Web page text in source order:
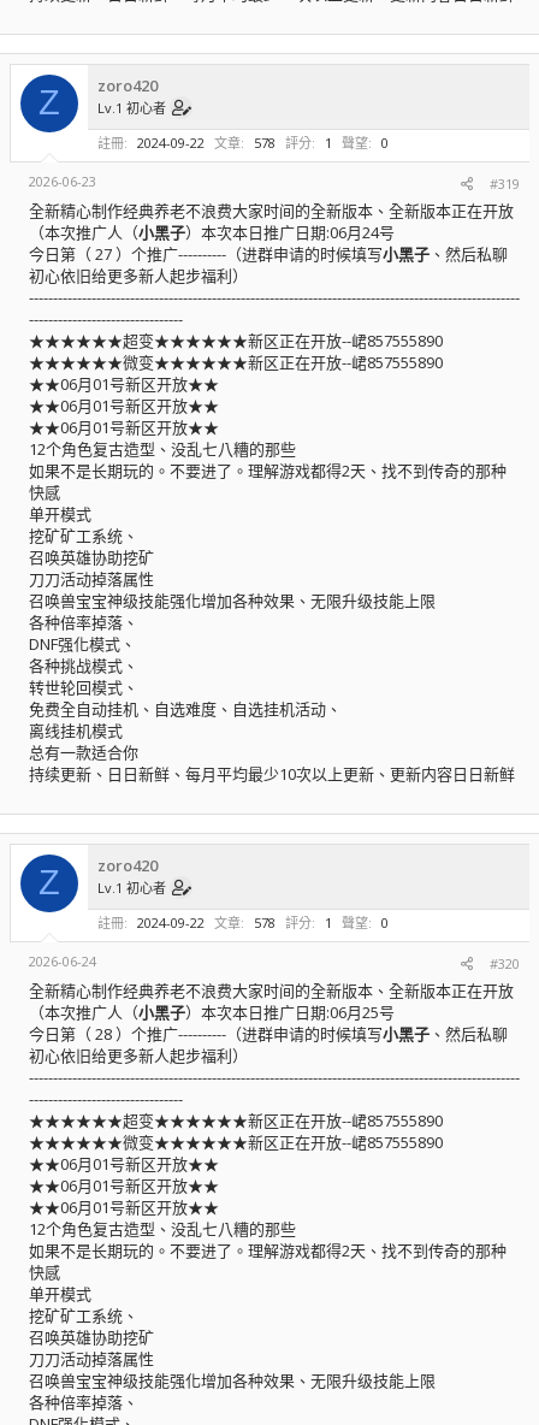
Z zoro420
Lv.1 初心者
註冊
2024-09-22 文章 578 評分 1 聲望 0
2026-06-23 #319
全新精心制作经典养老不浪费大家时间的全新版本、全新版本正在开放
（本次推广人（小黑子）本次本日推广日期:06月24号
今日第（ 27 ）个推广----------（进群申请的时候填写小黑子 、然后私聊
初心依旧给更多新人起步福利）
------------------------------------------------------------------------------------------------------
--------------------------------
★★★★★★超变★★★★★★新区正在开放--峮857555890
★★★★★★微变★★★★★★新区正在开放--峮857555890
★★06月01号新区开放★★
★★06月01号新区开放★★
★★06月01号新区开放★★
12个角色复古造型、没乱七八糟的那些
如果不是长期玩的。不要进了。理解游戏都得2天、找不到传奇的那种
快感
单开模式
挖矿矿工系统、
召唤英雄协助挖矿
刀刀活动掉落属性
召唤兽宝宝神级技能强化增加各种效果、无限升级技能上限
各种倍率掉落、
DNF强化模式、
各种挑战模式、
转世轮回模式、
免费全自动挂机、自选难度、自选挂机活动、
离线挂机模式
总有一款适合你
持续更新、日日新鲜、每月平均最少10次以上更新、更新内容日日新鲜
Z zoro420
Lv.1 初心者
註冊
2024-09-22 文章 578 評分 1 聲望 0
2026-06-24 #320
全新精心制作经典养老不浪费大家时间的全新版本、全新版本正在开放
（本次推广人（小黑子）本次本日推广日期:06月25号
今日第（ 28 ）个推广----------（进群申请的时候填写小黑子 、然后私聊
初心依旧给更多新人起步福利）
------------------------------------------------------------------------------------------------------
--------------------------------
★★★★★★超变★★★★★★新区正在开放--峮857555890
★★★★★★微变★★★★★★新区正在开放--峮857555890
★★06月01号新区开放★★
★★06月01号新区开放★★
★★06月01号新区开放★★
12个角色复古造型、没乱七八糟的那些
如果不是长期玩的。不要进了。理解游戏都得2天、找不到传奇的那种
快感
单开模式
挖矿矿工系统、
召唤英雄协助挖矿
刀刀活动掉落属性
召唤兽宝宝神级技能强化增加各种效果、无限升级技能上限
各种倍率掉落、